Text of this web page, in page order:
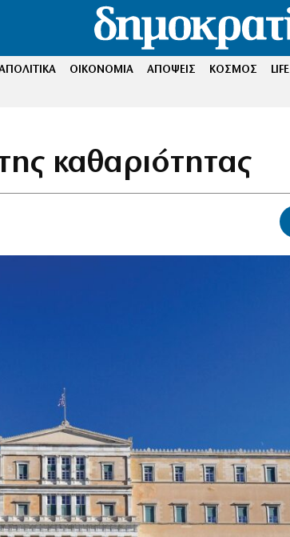
ΟΙΚΟΝΟΜΙΑ ΑΠΟΨΕΙΣ ΚΟΣΜΟΣ LIFE
καθαριότητας